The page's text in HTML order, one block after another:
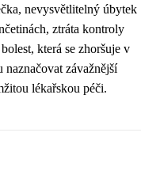
nevysvětlitelný úbytek
ztráta kontroly
která se zhoršuje v
závažnější
lékařskou péči.